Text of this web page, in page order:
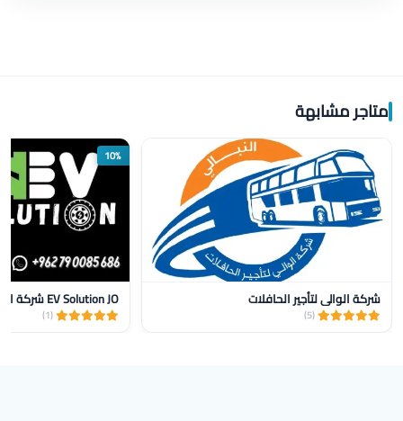
متاجر مشابهة
شركة الوالي لتأجير الحافلات
(5)
10%
(1)